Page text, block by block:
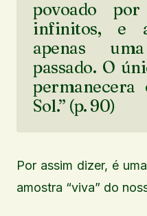
povoado
infinitos, e
apenas
passado. O
Sol.” (p. 90)
Por assim dizer, é
amostra “viva” do